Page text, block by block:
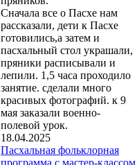
Сначала все о Пасхе нам
рассказали, дети к Пасхе
готовились,а затем и
пасхальный стол украшали,
пряники расписывали и
лепили. 1,5 часа проходило
занятие. сделали много
красивых фотографий. к 9
мая заказали военно-
полевой урок.
18.04.2025
Пасхальная фольклорная
программа с мастер-классом